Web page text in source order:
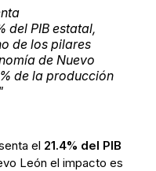
del PIB estatal,
de los pilares
de Nuevo
de la producción
el 21.4% del PIB
León el impacto es